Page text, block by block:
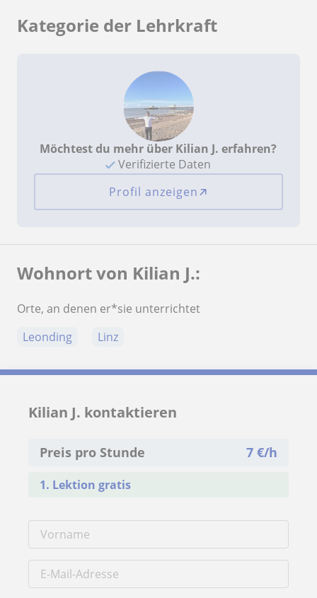
Kategorie der Lehrkraft
Möchtest du mehr über Kilian J. erfahren?
Verifizierte Daten
Profil anzeigen
Wohnort von Kilian J.:
Orte, an denen er*sie unterrichtet
Leonding
Linz
Kilian J. kontaktieren
Preis pro Stunde 7€/h
1. Lektion gratis